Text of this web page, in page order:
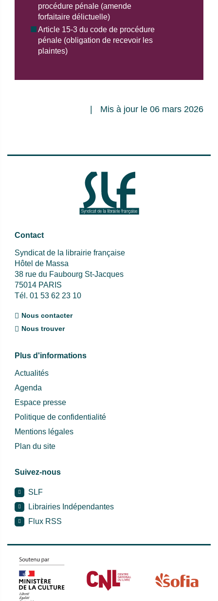
procédure pénale (amende
forfaitaire délictuelle)
Article 15-3 du code de procédure
pénale (obligation de recevoir les
plaintes)
Mis à jour le 06 mars 2026
Contact
Syndicat de la librairie française
Hôtel de Massa
38 rue du Faubourg St-Jacques
75014 PARIS
Tél. 01 53 62 23 10
Nous contacter
Nous trouver
Plus d'informations
Actualités
Agenda
Espace presse
Politique de confidentialité
Mentions légales
Plan du site
Suivez-nous
SLF
Librairies Indépendantes
Flux RSS